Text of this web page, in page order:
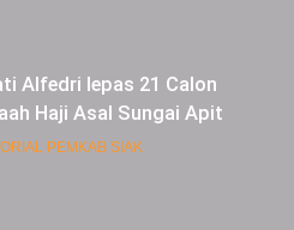
Alfedri lepas 21 Calon
Haji Asal Sungai Apit
PEMKAB SIAK